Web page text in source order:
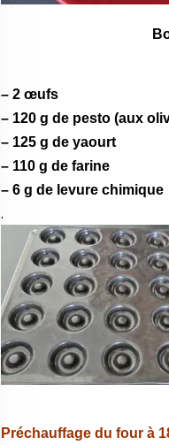
– 2 œufs
– 120 g de pesto (aux
– 125 g de yaourt
– 110 g de farine
– 6 g de levure chimique
.
Préchauffage du four à